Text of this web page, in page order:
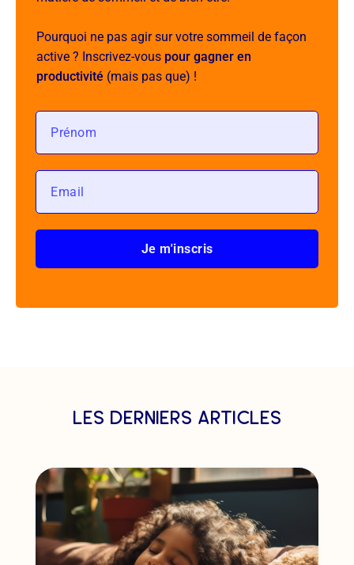
Pourquoi ne pas agir sur votre sommeil de façon
active ? Inscrivez-vous pour gagner en
productivité (mais pas que) !
Je m'inscris
les derniers articles